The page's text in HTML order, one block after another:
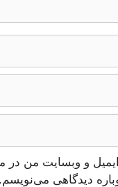
ایمیل و وبسایت من در
دیدگاهی می‌نویسم.